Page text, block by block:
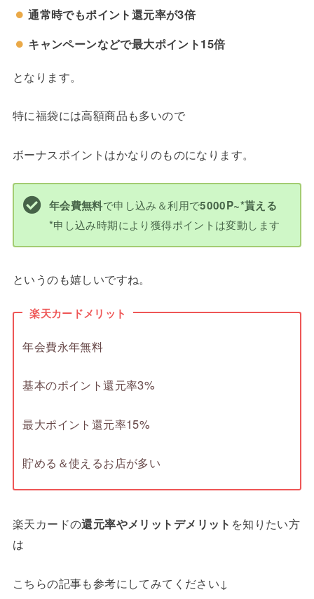
通常時でもポイント還元率が3倍
キャンペーンなどで最大ポイント15倍
となります。
特に福袋には高額商品も多いので
ボーナスポイントはかなりのものになります。
年会費無料で申し込み＆利用で5000P~*貰える
*申し込み時期により獲得ポイントは変動します
というのも嬉しいですね。
楽天カードメリット
年会費永年無料
基本のポイント還元率3%
最大ポイント還元率15%
貯める＆使えるお店が多い
楽天カードの還元率やメリットデメリット を知りたい方
は
こちらの記事も参考にしてみてください↓